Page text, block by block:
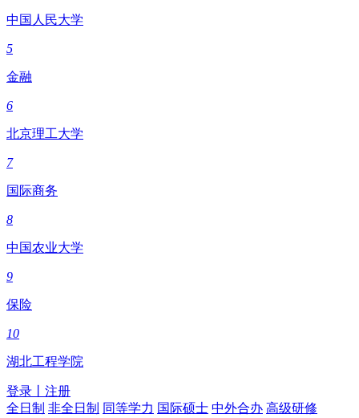
中国人民大学
5
金融
6
北京理工大学
7
国际商务
8
中国农业大学
9
保险
10
湖北工程学院
登录
注册
全日制 非全日制 同等学力 国际硕士 中外合办 高级研修